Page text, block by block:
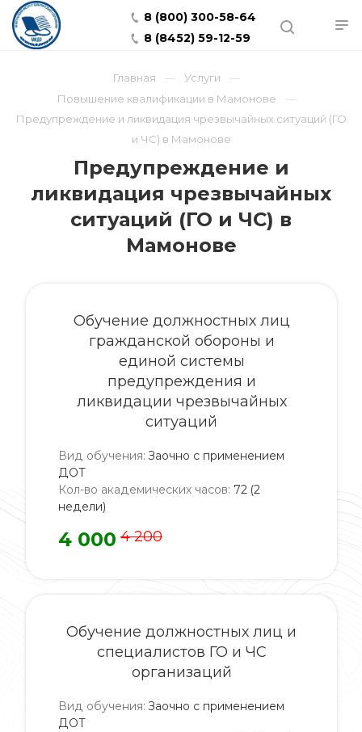
8 (800) 300-58-64
8 (8452) 59-12-59
Главная
Услуги
Повышение квалификации в Мамонове
Предупреждение и ликвидация чрезвычайных ситуаций (ГО
и ЧС) в Мамонове
Предупреждение и
ликвидация чрезвычайных
ситуаций (ГО и ЧС) в
Мамонове
Обучение должностных лиц
гражданской обороны и
единой системы
предупреждения и
ликвидации чрезвычайных
ситуаций
Вид обучения: Заочно с применением
ДОТ
Кол-во академических часов: 72 (2
недели)
4 000 4 200
Обучение должностных лиц и
специалистов ГО и ЧС
организаций
Вид обучения: Заочно с применением
ДОТ